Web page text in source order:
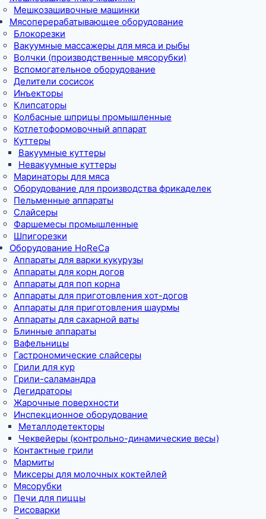
Мешкозашивочные машинки
Мясоперерабатывающее оборудование
Блокорезки
Вакуумные массажеры для мяса и рыбы
Волчки (производственные мясорубки)
Вспомогательное оборудование
Делители сосисок
Инъекторы
Клипсаторы
Колбасные шприцы промышленные
Котлетоформовочный аппарат
Куттеры
Вакуумные куттеры
Невакуумные куттеры
Маринаторы для мяса
Оборудование для производства фрикаделек
Пельменные аппараты
Слайсеры
Фаршемесы промышленные
Шпигорезки
Оборудование HoReCa
Аппараты для варки кукурузы
Аппараты для корн догов
Аппараты для поп корна
Аппараты для приготовления хот-догов
Аппараты для приготовления шаурмы
Аппараты для сахарной ваты
Блинные аппараты
Вафельницы
Гастрономические слайсеры
Грили для кур
Грили-саламандра
Дегидраторы
Жарочные поверхности
Инспекционное оборудование
Металлодетекторы
Чеквейеры (контрольно-динамические весы)
Контактные грили
Мармиты
Миксеры для молочных коктейлей
Мясорубки
Печи для пиццы
Рисоварки